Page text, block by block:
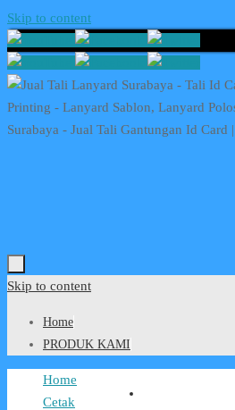
Skip to content
Skip to content
Home
PRODUK KAMI
Home
Cetak